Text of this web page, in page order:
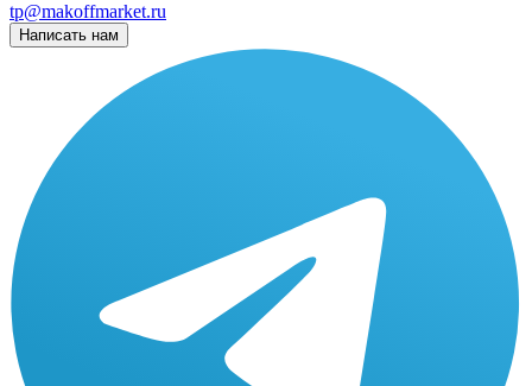
tp@makoffmarket.ru
Написать нам